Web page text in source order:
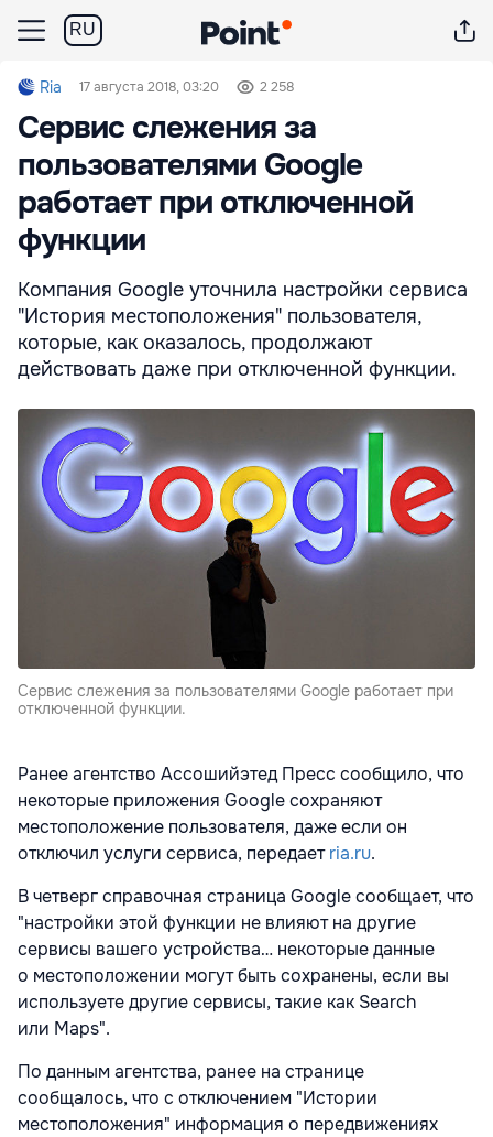
RU
Ria 17 августа 2018, 03:20 2 258
Сервис слежения за
пользователями Google
работает при отключенной
функции
Компания Google уточнила настройки сервиса
"История местоположения" пользователя,
которые, как оказалось, продолжают
действовать даже при отключенной функции.
Сервис слежения за пользователями Google работает при
отключенной функции.
Ранее агентство Ассошийэтед Пресс сообщило, что
некоторые приложения Google сохраняют
местоположение пользователя, даже если он
отключил услуги сервиса, передаетria.ru.
В четверг справочная страница Google сообщает, что
"настройки этой функции не влияют на другие
сервисы вашего устройства… некоторые данные
о местоположении могут быть сохранены, если вы
используете другие сервисы, такие как Search
или Maps".
По данным агентства, ранее на странице
сообщалось, что с отключением "Истории
местоположения" информация о передвижениях